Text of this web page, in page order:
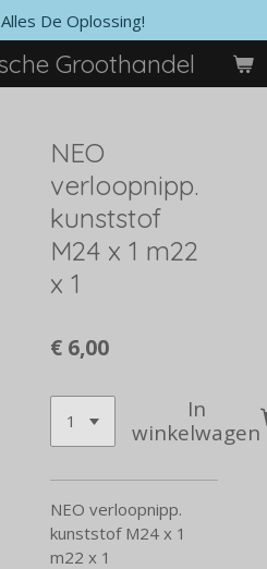
Groothandel
De Oplossing!
NEO
verloopnipp.
kunststof
M24 x 1 m22
x 1
€ 6,00
In
winkelwagen
NEO verloopnipp.
kunststof M24 x 1
m22 x 1